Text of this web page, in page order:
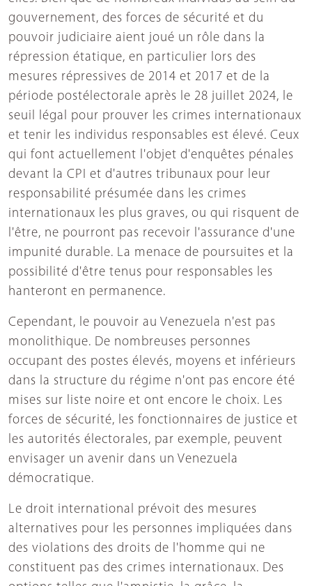
gouvernement, des forces de sécurité et du
pouvoir judiciaire aient joué un rôle dans la
répression étatique, en particulier lors des
mesures répressives de 2014 et 2017 et de la
période postélectorale après le 28 juillet 2024, le
seuil légal pour prouver les crimes internationaux
et tenir les individus responsables est élevé. Ceux
qui font actuellement l'objet d'enquêtes pénales
devant la CPI et d'autres tribunaux pour leur
responsabilité présumée dans les crimes
internationaux les plus graves, ou qui risquent de
l'être, ne pourront pas recevoir l'assurance d'une
impunité durable. La menace de poursuites et la
possibilité d'être tenus pour responsables les
hanteront en permanence.
Cependant, le pouvoir au Venezuela n'est pas
monolithique. De nombreuses personnes
occupant des postes élevés, moyens et inférieurs
dans la structure du régime n'ont pas encore été
mises sur liste noire et ont encore le choix. Les
forces de sécurité, les fonctionnaires de justice et
les autorités électorales, par exemple, peuvent
envisager un avenir dans un Venezuela
démocratique.
Le droit international prévoit des mesures
alternatives pour les personnes impliquées dans
des violations des droits de l'homme qui ne
constituent pas des crimes internationaux. Des